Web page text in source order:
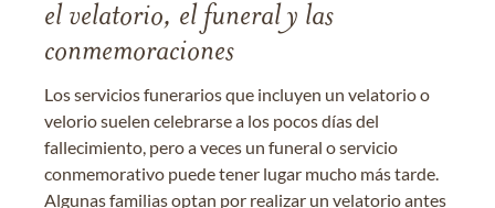
el velatorio, el funeral y las
conmemoraciones
Los servicios funerarios que incluyen un velatorio o
velorio suelen celebrarse a los pocos días del
fallecimiento, pero a veces un funeral o servicio
conmemorativo puede tener lugar mucho más tarde.
Algunas familias optan por realizar un velatorio antes